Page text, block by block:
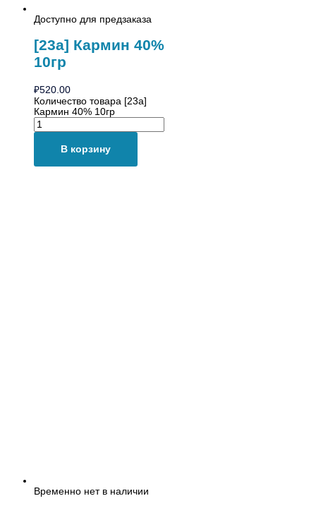
Доступно для предзаказа
[23а] Кармин 40%
10гр
₽520.00
Количество товара [23а]
Кармин 40% 10гр
В корзину
Временно нет в наличии